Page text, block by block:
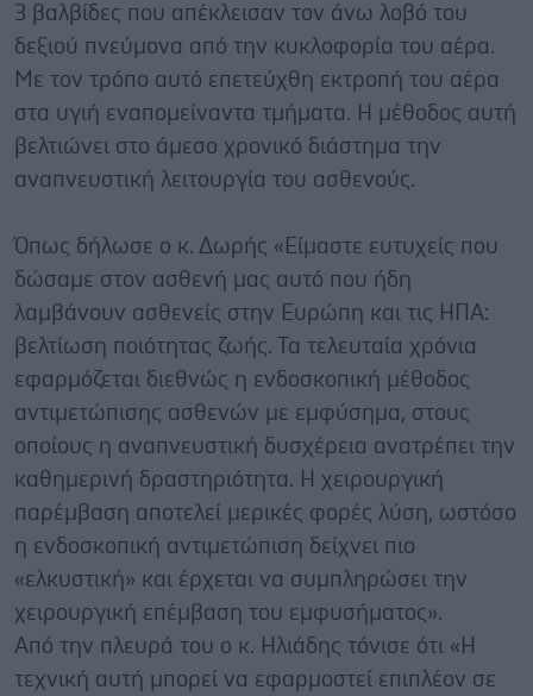
3 βαλβίδες που απέκλεισαν τον άνω λοβό του
δεξιού πνεύμονα από την κυκλοφορία του αέρα.
Με τον τρόπο αυτό επετεύχθη εκτροπή του αέρα
στα υγιή εναπομείναντα τμήματα. Η μέθοδος αυτή
βελτιώνει στο άμεσο χρονικό διάστημα την
αναπνευστική λειτουργία του ασθενούς.
Όπως δήλωσε ο κ. Δωρής «Είμαστε ευτυχείς που
δώσαμε στον ασθενή μας αυτό που ήδη
λαμβάνουν ασθενείς στην Ευρώπη και τις ΗΠΑ:
βελτίωση ποιότητας ζωής. Τα τελευταία χρόνια
εφαρμόζεται διεθνώς η ενδοσκοπική μέθοδος
αντιμετώπισης ασθενών με εμφύσημα, στους
οποίους η αναπνευστική δυσχέρεια ανατρέπει την
καθημερινή δραστηριότητα. Η χειρουργική
παρέμβαση αποτελεί μερικές φορές λύση, ωστόσο
η ενδοσκοπική αντιμετώπιση δείχνει πιο
«ελκυστική» και έρχεται να συμπληρώσει την
χειρουργική επέμβαση του εμφυσήματος».
Από την πλευρά του ο κ. Ηλιάδης τόνισε ότι «Η
τεχνική αυτή μπορεί να εφαρμοστεί επιπλέον σε